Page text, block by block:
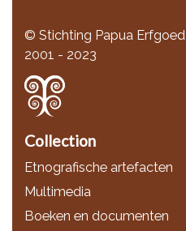
© Stichting Papua Erfgoed
2001 - 2023
Collection
Etnografische artefacten
Multimedia
Boeken en documenten